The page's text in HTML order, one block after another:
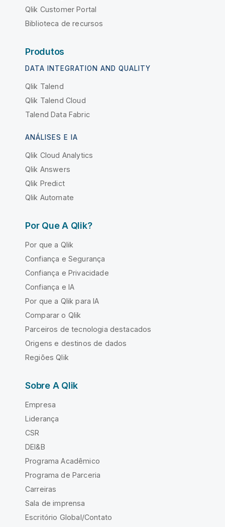
Qlik Customer Portal
Biblioteca de recursos
Produtos
DATA INTEGRATION AND QUALITY
Qlik Talend
Qlik Talend Cloud
Talend Data Fabric
ANÁLISES E IA
Qlik Cloud Analytics
Qlik Answers
Qlik Predict
Qlik Automate
Por Que A Qlik?
Por que a Qlik
Confiança e Segurança
Confiança e Privacidade
Confiança e IA
Por que a Qlik para IA
Comparar o Qlik
Parceiros de tecnologia destacados
Origens e destinos de dados
Regiões Qlik
Sobre A Qlik
Empresa
Liderança
CSR
DEI&B
Programa Acadêmico
Programa de Parceria
Carreiras
Sala de imprensa
Escritório Global/Contato